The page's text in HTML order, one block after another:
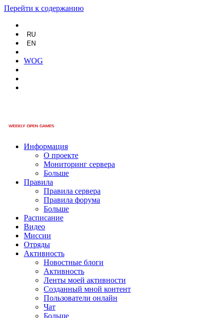
Перейти к содержанию
RU
EN
WOG
Информация
О проекте
Мониторинг сервера
Больше
Правила
Правила сервера
Правила форума
Больше
Расписание
Видео
Миссии
Отряды
Активность
Новостные блоги
Активность
Ленты моей активности
Созданный мной контент
Пользователи онлайн
Чат
Больше